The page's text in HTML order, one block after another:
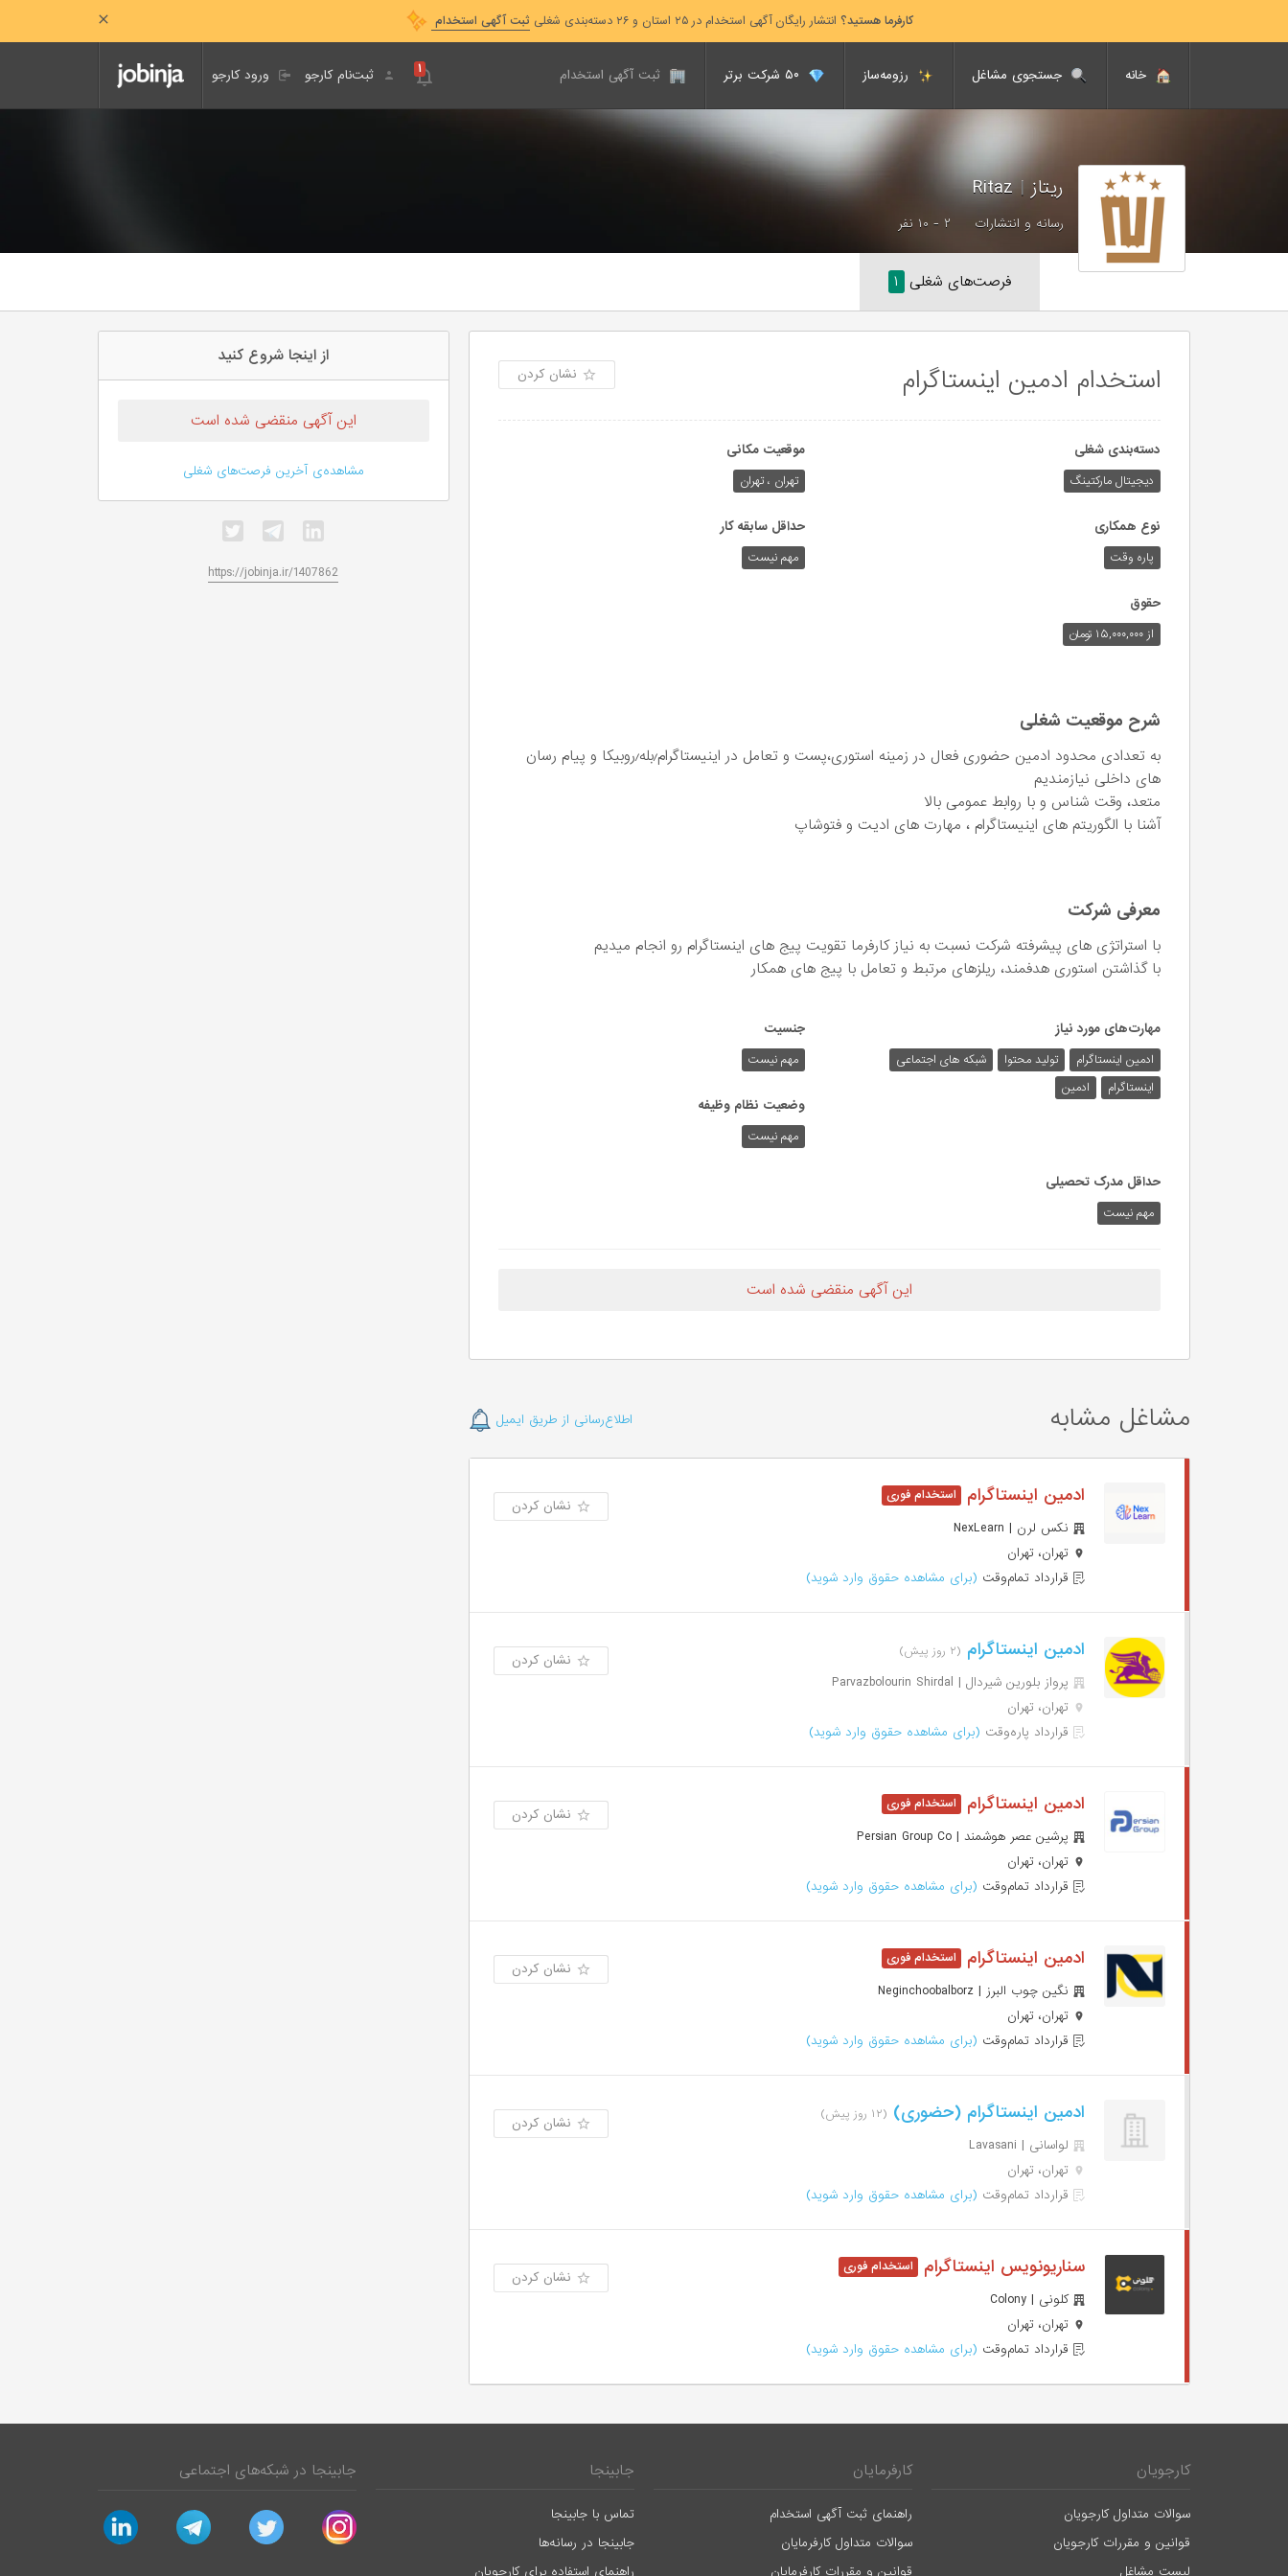
کارفرما هستید؟ انتشار رایگان آگهی استخدام در ۲۵ استان و ۲۶ دسته‌بندی شغلی ثبت آگهی استخدام
خانه جستجوی مشاغل رزومه‌ساز ثبت آگهی استخدام ورود کارجو ثبت‌نام کارجو ۱
ریتاز|
Ritaz
رسانه و انتشارات ۲ - ۱۰ نفر
فرصت‌های شغلی ۱
استخدام ادمین اینستاگرام نشان کردن
دسته‌بندی شغلی
دیجیتال مارکتینگ
موقعیت مکانی
تهران ، تهران
نوع همکاری
پاره وقت
حداقل سابقه کار
مهم نیست
حقوق
از ۱۵,۰۰۰,۰۰۰ تومان
شرح موقعیت شغلی
به تعدادی محدود ادمین حضوری فعال در زمینه استوری،پست و تعامل در اینیستاگرام٫بله٫روبیکا و پیام رسان
های داخلی نیازمندیم
متعد، وقت شناس و با روابط عمومی بالا
آشنا با الگوریتم های اینیستاگرام ، مهارت های ادیت و فتوشاپ
معرفی شرکت
با استراتژی های پیشرفته شرکت نسبت به نیاز کارفرما تقویت پیج های اینستاگرام رو انجام میدیم
با گذاشتن استوری هدفمند، ریلزهای مرتبط و تعامل با پیج های همکار
مهارت‌های مورد نیاز
ادمین اینستاگرام تولید محتوا
شبکه های اجتماعی
اینستاگرام
ادمین
جنسیت
مهم نیست
وضعیت نظام وظیفه
مهم‌ نیست
حداقل مدرک تحصیلی
مهم نیست
این آگهی منقضی شده است
مشاغل مشابه اطلاع‌رسانی از طریق ایمیل
ادمین اینستاگرام
نکس لرن | NexLearn
تهران، تهران
قرارداد تمام‌وقت (برای مشاهده حقوق وارد شوید)
نشان کردن
ادمین اینستاگرام (۲ روز پیش)
پرواز بلورین شیردال | Parvazbolourin Shirdal
تهران، تهران
قرارداد پاره‌وقت (برای مشاهده حقوق وارد شوید)
نشان کردن
ادمین اینستاگرام
پرشین عصر هوشمند | Persian Group Co
تهران، تهران
قرارداد تمام‌وقت (برای مشاهده حقوق وارد شوید)
نشان کردن
ادمین اینستاگرام
نگین چوب البرز | Neginchoobalborz
تهران، تهران
قرارداد تمام‌وقت (برای مشاهده حقوق وارد شوید)
نشان کردن
ادمین اینستاگرام (حضوری) (۱۲ روز پیش)
لواسانی | Lavasani
تهران، تهران
قرارداد تمام‌وقت (برای مشاهده حقوق وارد شوید)
نشان کردن
سناریونویس اینستاگرام
کلونی | Colony
تهران، تهران
قرارداد تمام‌وقت (برای مشاهده حقوق وارد شوید)
نشان کردن
از اینجا شروع کنید
این آگهی منقضی شده است
مشاهده‌ی آخرین فرصت‌های شغلی
https://jobinja.ir/1407862
کارجویان
سوالات متداول کارجویان
قوانین و مقررات کارجویان
لیست مشاغل
کارفرمایان
راهنمای ثبت آگهی استخدام
سوالات متداول کارفرمایان
قوانین و مقررات کارفرمایان
جابینجا
تماس با جابینجا
جابینجا در رسانه‌ها
راهنمای استفاده برای کارجویان
جابینجا در شبکه‌های اجتماعی
instagram
twitter
telegram
linkedin